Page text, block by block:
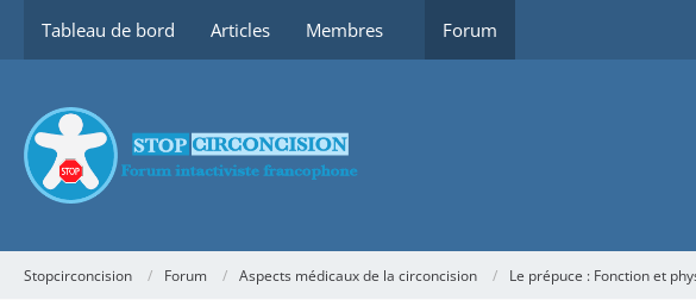
Tableau de bord Articles Membres Forum
Stopcirconcision Forum Aspects médicaux de la circoncision Le prépuce : Fonction et